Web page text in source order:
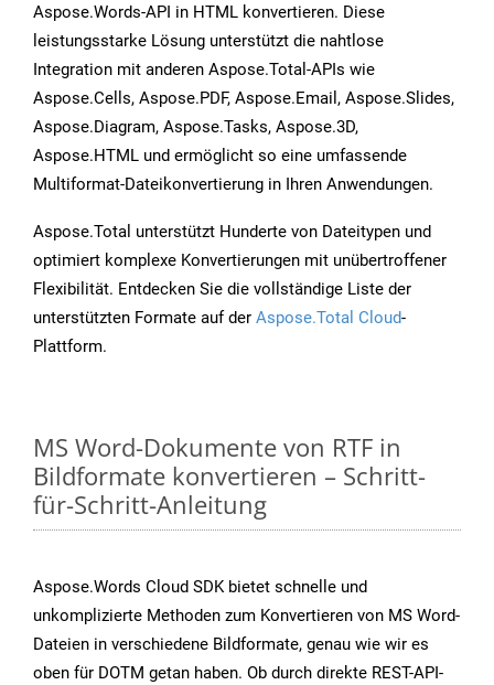
Aspose.Words-API in HTML konvertieren. Diese
leistungsstarke Lösung unterstützt die nahtlose
Integration mit anderen Aspose.Total-APIs wie
Aspose.Cells, Aspose.PDF, Aspose.Email, Aspose.Slides,
Aspose.Diagram, Aspose.Tasks, Aspose.3D,
Aspose.HTML und ermöglicht so eine umfassende
Multiformat-Dateikonvertierung in Ihren Anwendungen.
Aspose.Total unterstützt Hunderte von Dateitypen und
optimiert komplexe Konvertierungen mit unübertroffener
Flexibilität. Entdecken Sie die vollständige Liste der
unterstützten Formate auf der Aspose.Total Cloud-
Plattform.
MS Word-Dokumente von RTF in
Bildformate konvertieren – Schritt-
für-Schritt-Anleitung
Aspose.Words Cloud SDK bietet schnelle und
unkomplizierte Methoden zum Konvertieren von MS Word-
Dateien in verschiedene Bildformate, genau wie wir es
oben für DOTM getan haben. Ob durch direkte REST-API-